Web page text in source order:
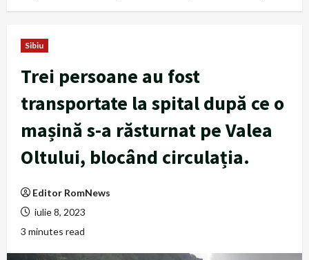
Sibiu
Trei persoane au fost
transportate la spital după ce o
mașină s-a răsturnat pe Valea
Oltului, blocând circulația.
Editor RomNews
iulie 8, 2023
3 minutes read